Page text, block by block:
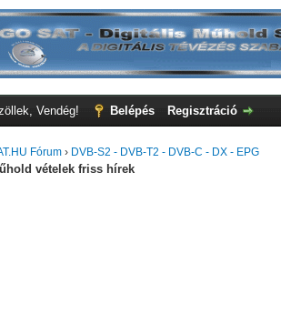
Vendég! Belépés Regisztráció
Fórum › DVB-S2 - DVB-T2 - DVB-C - DX - EPG
vételek friss hírek